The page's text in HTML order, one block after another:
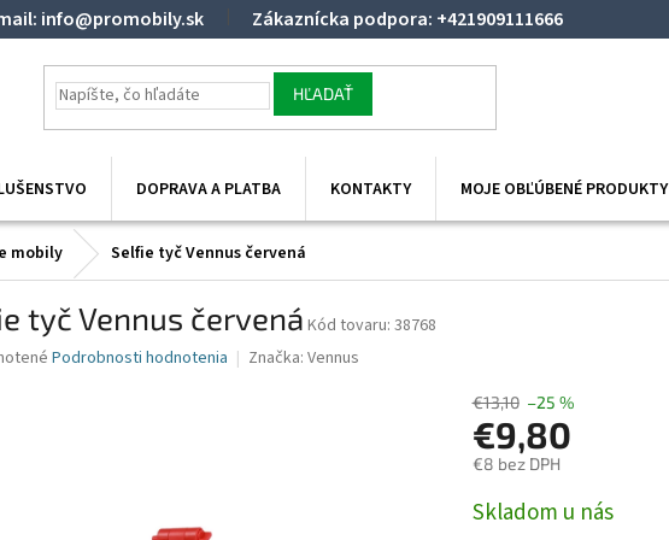
info@promobily.sk Zákaznícka podpora: +421909111666
HĽADAŤ
DOPRAVA A PLATBA KONTAKTY MOJE OBĽÚBENÉ PRODUKTY
mobily Selfie tyč Vennus červená
tyč Vennus červená
38768
Podrobnosti hodnotenia Značka: Vennus
€13,10 –25 %
€9,80
€8 bez DPH
Jednotková
cena:
Skladom u nás